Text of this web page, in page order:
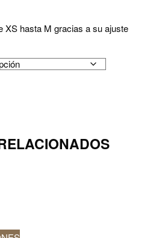
XS hasta M gracias a su ajuste
Este